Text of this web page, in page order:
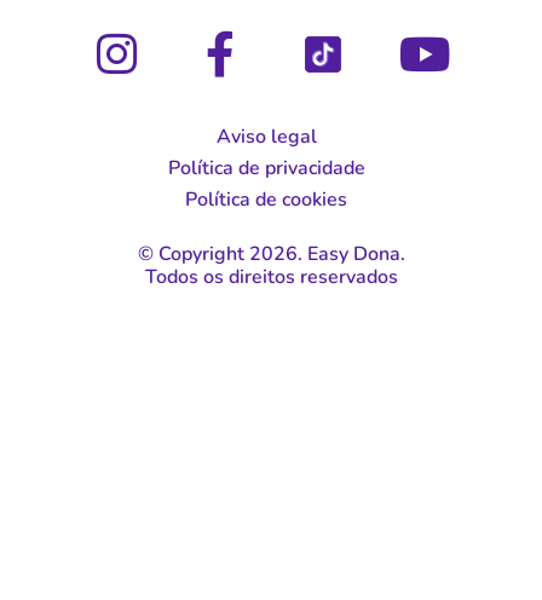
Aviso legal
Política de privacidade
Política de cookies
© Copyright 2026. Easy Dona.
Todos os direitos reservados